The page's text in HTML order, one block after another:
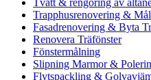
Trapphusrenovering &
Fasadrenovering & Byta
Renovera Träfönster
Fönstermålning
Slipning Marmor &
Flytspackling &